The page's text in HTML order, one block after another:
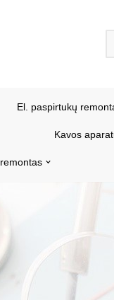
El. paspirtukų
Kavos